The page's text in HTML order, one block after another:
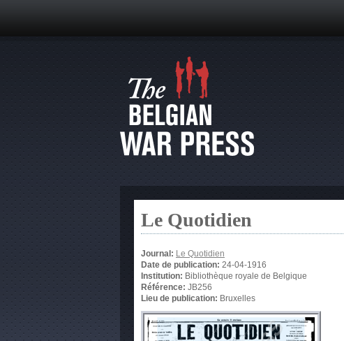
Le Quotidien
Journal: Le Quotidien
Date de publication: 24-04-1916
Institution: Bibliothèque royale de Belgique
Référence: JB256
Lieu de publication: Bruxelles